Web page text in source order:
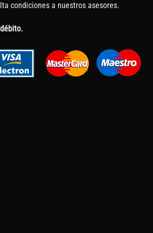
condiciones a nuestros asesores.